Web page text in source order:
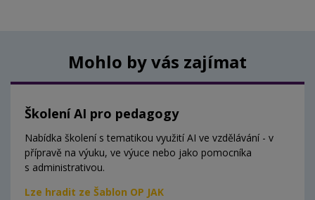
Mohlo by vás zajímat
Školení AI pro pedagogy
Nabídka školení s tematikou využití AI ve vzdělávání - v
přípravě na výuku, ve výuce nebo jako pomocníka
s administrativou.
Lze hradit ze Šablon OP JAK